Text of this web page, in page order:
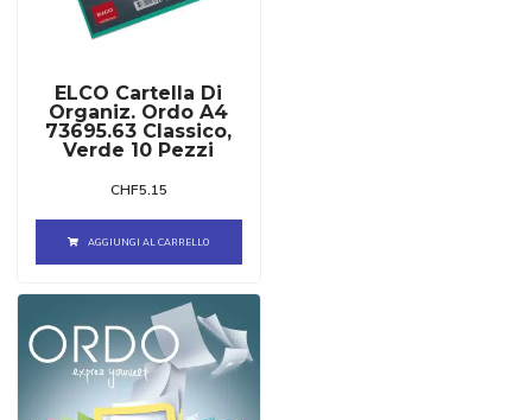
ELCO Cartella Di
Organiz. Ordo A4
73695.63 Classico,
Verde 10 Pezzi
CHF5.15
AGGIUNGI AL CARRELLO